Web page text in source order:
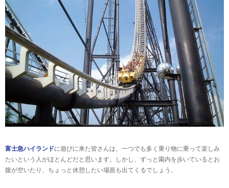
富士急ハイランドに遊びに来た皆さんは、一つでも多く乗り物に乗って楽しみ
たいという人がほとんどだと思います。しかし、ずっと園内を歩いているとお
腹が空いたり、ちょっと休憩したい場面も出てくるでしょう。